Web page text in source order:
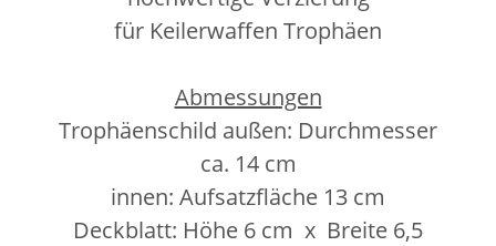
für Keilerwaffen Trophäen
Abmessungen
Trophäenschild außen: Durchmesser
ca. 14 cm
innen: Aufsatzfläche 13 cm
Deckblatt: Höhe 6 cm x Breite 6,5